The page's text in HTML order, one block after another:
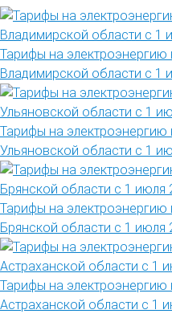
Тарифы на электроэнергию
Владимирской области с 1
Тарифы на электроэнергию
Ульяновской области с 1
Тарифы на электроэнергию
Брянской области с 1 июля
Тарифы на электроэнергию
Астраханской области с 1